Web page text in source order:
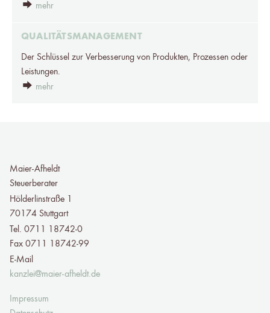
mehr
QUALITÄTSMANAGEMENT
Der Schlüssel zur Verbesserung von Produkten, Prozessen oder
Leistungen.
mehr
Maier-Afheldt
Steuerberater
Hölderlinstraße 1
70174 Stuttgart
Tel. 0711 18742-0
Fax 0711 18742-99
E-Mail
kanzlei@maier-afheldt.de
Impressum